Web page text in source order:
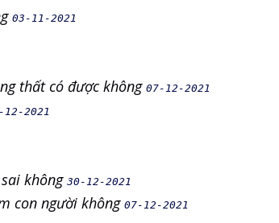
03-11-2021
thất có được không 07-12-2021
12-2021
không 30-12-2021
con người không 07-12-2021